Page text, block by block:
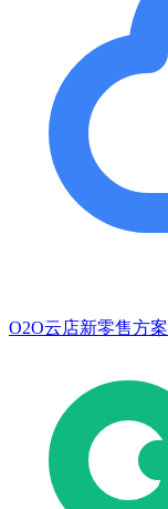
O2O云店新零售方案